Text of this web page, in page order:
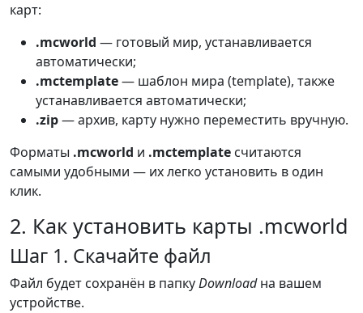
карт:
.mcworld — готовый мир, устанавливается
автоматически;
.mctemplate— шаблон мира (template), также
устанавливается автоматически;
.zip— архив, карту нужно переместить вручную.
Форматы .mcworld и .mctemplate считаются
самыми удобными — их легко установить в один
клик.
2. Как установить карты .mcworld
Шаг 1. Скачайте файл
Файл будет сохранён в папкуDownloadна вашем
устройстве.